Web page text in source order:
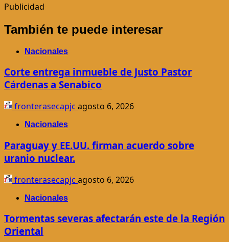
Publicidad
También te puede interesar
Nacionales
Corte entrega inmueble de Justo Pastor
Cárdenas a Senabico
fronterasecapjc agosto 6, 2026
Nacionales
Paraguay y EE.UU. firman acuerdo sobre
uranio nuclear.
fronterasecapjc agosto 6, 2026
Nacionales
Tormentas severas afectarán este de la Región
Oriental